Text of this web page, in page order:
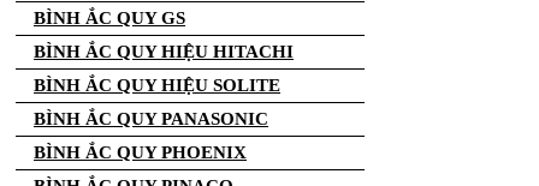
BÌNH ẮC QUY GS
BÌNH ẮC QUY HIỆU HITACHI
BÌNH ẮC QUY HIỆU SOLITE
BÌNH ẮC QUY PANASONIC
BÌNH ẮC QUY PHOENIX